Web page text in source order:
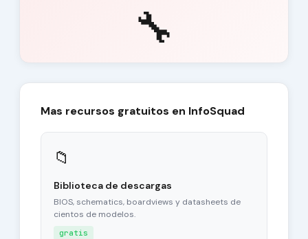
🔧
Mas recursos gratuitos en InfoSquad
📁
Biblioteca de descargas
BIOS, schematics, boardviews y datasheets de
cientos de modelos.
gratis